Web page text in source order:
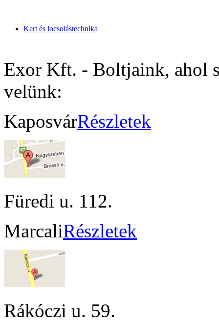
Kert és locsolástechnika
Exor Kft. - Boltjaink, ahol
velünk:
KaposvárRészletek
Füredi u. 112.
MarcaliRészletek
Rákóczi u. 59.